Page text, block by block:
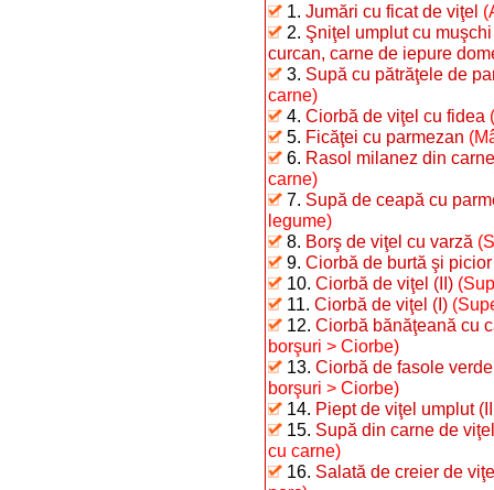
1. Jumări cu ficat de viţel
2. Şniţel umplut cu
curcan, carne de iepure
3. Supă cu pătrăţele de
carne)
4. Ciorbă de viţel cu fidea
5. Ficăţei cu parmezan
6. Rasol milanez din
carne)
7. Supă de ceapă cu
legume)
8. Borş de viţel cu varză
9. Ciorbă de burtă şi
10. Ciorbă de viţel (II)
11. Ciorbă de viţel (I)
12. Ciorbă bănăţeană cu
borşuri > Ciorbe)
13. Ciorbă de fasole
borşuri > Ciorbe)
14. Piept de viţel umplut
15. Supă din carne de
cu carne)
16. Salată de creier de